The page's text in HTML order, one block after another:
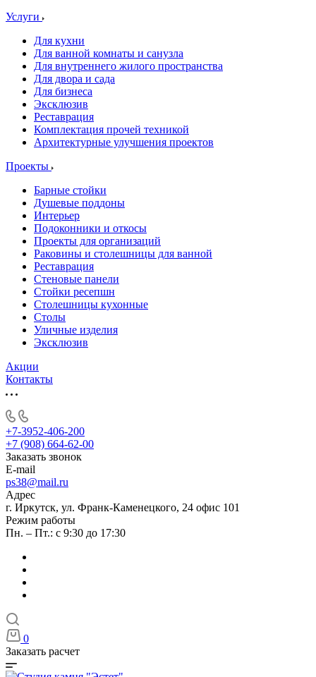
Услуги
Для кухни
Для ванной комнаты и санузла
Для внутреннего жилого пространства
Для двора и сада
Для бизнеса
Эксклюзив
Реставрация
Комплектация прочей техникой
Архитектурные улучшения проектов
Проекты
Барные стойки
Душевые поддоны
Интерьер
Подоконники и откосы
Проекты для организаций
Раковины и столешницы для ванной
Реставрация
Стеновые панели
Стойки ресепшн
Столешницы кухонные
Столы
Уличные изделия
Эксклюзив
Акции
Контакты
+7-3952-406-200
+7 (908) 664-62-00
Заказать звонок
E-mail
ps38@mail.ru
Адрес
г. Иркутск, ул. Франк-Каменецкого, 24 офис 101
Режим работы
Пн. – Пт.: с 9:30 до 17:30
0
Заказать расчет